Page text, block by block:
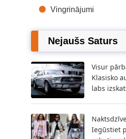
Vingrinājumi
Nejaušs Saturs
Visur
Klasisko
labs
Iegūstiet